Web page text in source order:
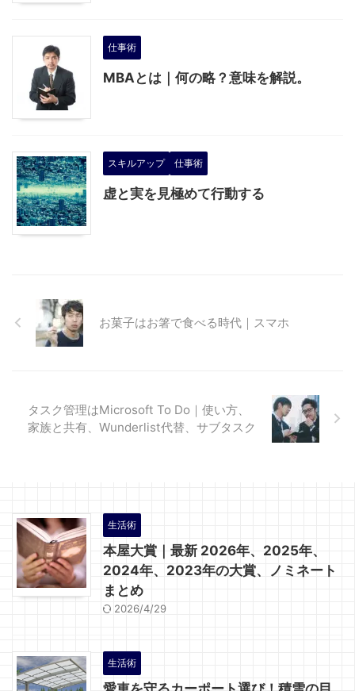
仕事術
MBAとは｜何の略？意味を解説。
スキルアップ 仕事術
虚と実を見極めて行動する
お菓子はお箸で食べる時代｜スマホ
タスク管理はMicrosoft To Do｜使い方、
家族と共有、Wunderlist代替、サブタスク
生活術
本屋大賞｜最新 2026年、2025年、
2024年、2023年の大賞、ノミネート
まとめ
2026/4/29
生活術